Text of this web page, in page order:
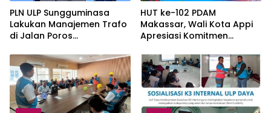
PLN ULP Sungguminasa
Lakukan Manajemen Trafo
di Jalan Poros
ke-81 RI
HUT ke-102 PDAM
Makassar, Wali Kota Appi
Apresiasi Komitmen
Bersih